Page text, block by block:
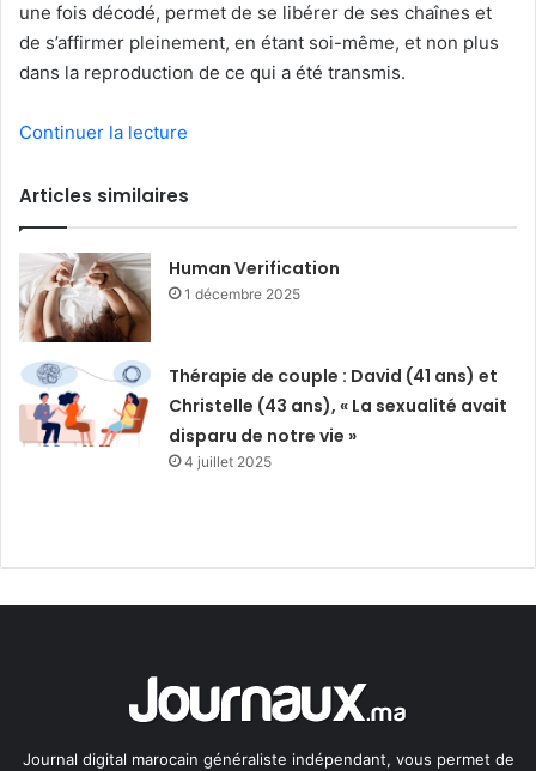
une fois décodé, permet de se libérer de ses chaînes et
de s’affirmer pleinement, en étant soi-même, et non plus
dans la reproduction de ce qui a été transmis.
Continuer la lecture
Articles similaires
Human Verification
1 décembre 2025
Thérapie de couple : David (41 ans) et
Christelle (43 ans), « La sexualité avait
disparu de notre vie »
4 juillet 2025
Journal digital marocain généraliste indépendant, vous permet de